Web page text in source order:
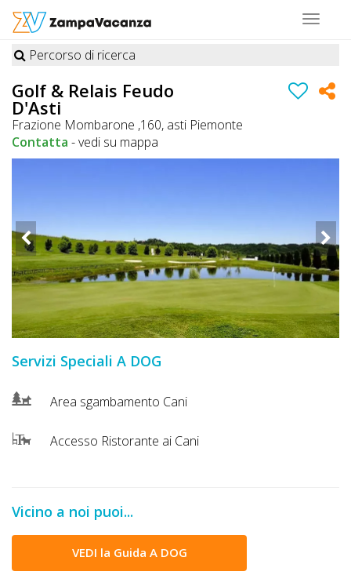
Toggle
STRUTTURE
A
DOG
A
DOG
OFFERTE
A
DOG
INFO
CHIEDI
CODICE
Percorso di ricerca
Golf & Relais Feudo
D'Asti
Frazione Mombarone ,160, asti Piemonte
Contatta -vedi su mappa
Servizi Speciali A DOG
Area sgambamento Cani
Accesso Ristorante ai Cani
Vicino a noi puoi...
VEDI la Guida A DOG